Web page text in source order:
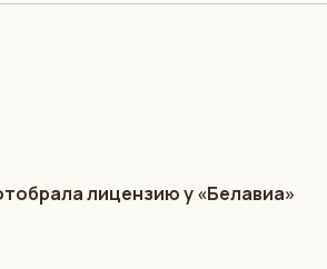
лицензию у «Белавиа»